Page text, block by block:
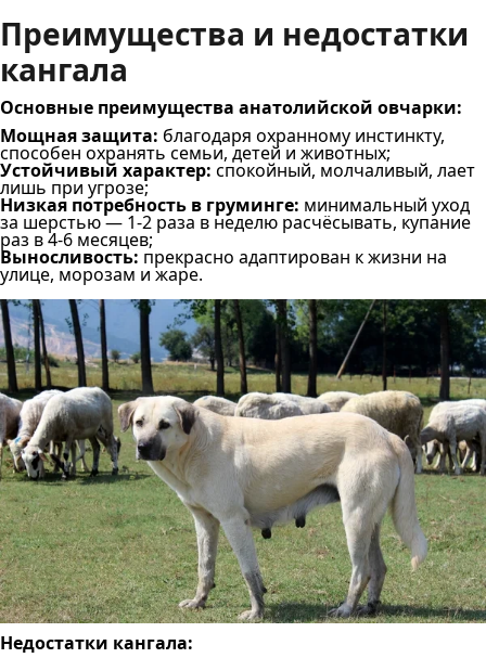
Преимущества и недостатки
кангала
Основные преимущества анатолийской овчарки:
Мощная защита: благодаря охранному инстинкту,
способен охранять семьи, детей и животных;
Устойчивый характер: спокойный, молчаливый, лает
лишь при угрозе;
Низкая потребность в груминге: минимальный уход
за шерстью — 1-2 раза в неделю расчёсывать, купание
раз в 4-6 месяцев;
Выносливость: прекрасно адаптирован к жизни на
улице, морозам и жаре.
Недостатки кангала: